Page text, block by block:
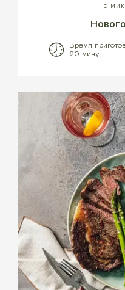
С
Время
20 минут